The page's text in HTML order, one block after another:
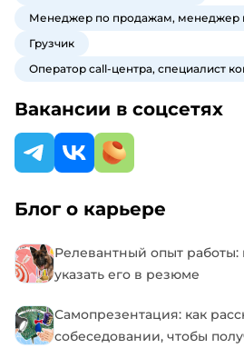
Менеджер по продажам, менеджер
Грузчик
Оператор call-центра, специалист
Вакансии в соцсетях
Блог о карьере
Релевантный опыт работы:
указать его в резюме
Самопрезентация: как
собеседовании, чтобы